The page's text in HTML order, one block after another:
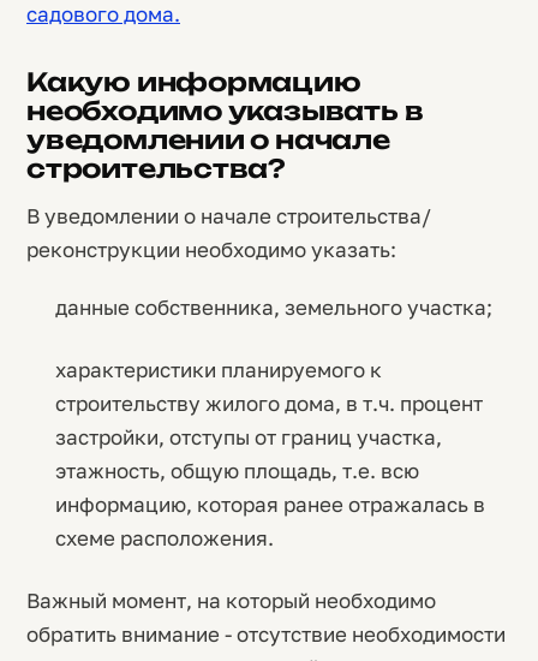
садового дома.
Какую информацию
необходимо указывать в
уведомлении о начале
строительства?
В уведомлении о начале строительства/
реконструкции необходимо указать:
данные собственника, земельного участка;
характеристики планируемого к
строительству жилого дома, в т.ч. процент
застройки, отступы от границ участка,
этажность, общую площадь, т.е. всю
информацию, которая ранее отражалась в
схеме расположения.
Важный момент, на который необходимо
обратить внимание - отсутствие необходимости